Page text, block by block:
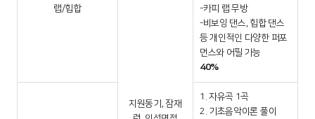
랩/힙합
지원동기, 잠재
-카피 랩 무방
-비보잉 댄스, 힙합 댄스
등 개인적인 다양한 퍼포
먼스와 어필 가능
40%
1. 자유곡 1곡
2. 기초음악이론 풀이